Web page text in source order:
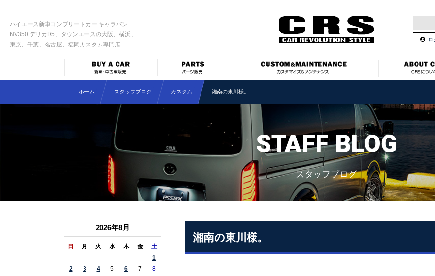
ハイエース新車コンプリートカー キャラバン
NV350 デリカD5、タウンエースの大阪、横浜、
東京、千葉、名古屋、福岡カスタム専門店
ロ
ホーム スタッフブログ カスタム 湘南の東川様。
STAFF BLOG
スタッフブログ
湘南の東川様。
2026年8月
日 月 火 水 木 金 土
1
2
3 4 5 6 7
8